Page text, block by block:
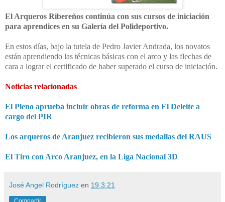
El Arqueros Ribereños continúa con sus cursos de iniciación
para aprendices en su Galería del Polideportivo.
En estos días, bajo la tutela de Pedro Javier Andrada, los novatos
están aprendiendo las técnicas básicas con el arco y las flechas de
cara a lograr el certificado de haber superado el curso de iniciación.
Noticias relacionadas
El Pleno aprueba incluir obras de reforma en El Deleite a
cargo del PIR
Los arqueros de Aranjuez recibieron sus medallas del RAUS
El Tiro con Arco Aranjuez, en la Liga Nacional 3D
José Angel Rodríguez en 19.3.21